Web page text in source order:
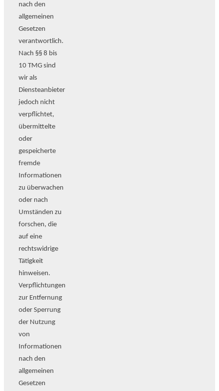
nach den
allgemeinen
Gesetzen
verantwortlich.
Nach §§ 8 bis
10 TMG sind
wir als
Diensteanbieter
jedoch nicht
verpflichtet,
übermittelte
oder
gespeicherte
fremde
Informationen
zu überwachen
oder nach
Umständen zu
forschen, die
auf eine
rechtswidrige
Tätigkeit
hinweisen.
Verpflichtungen
zur Entfernung
oder Sperrung
der Nutzung
von
Informationen
nach den
allgemeinen
Gesetzen